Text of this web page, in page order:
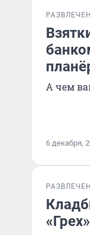
А чем
6 декабря,